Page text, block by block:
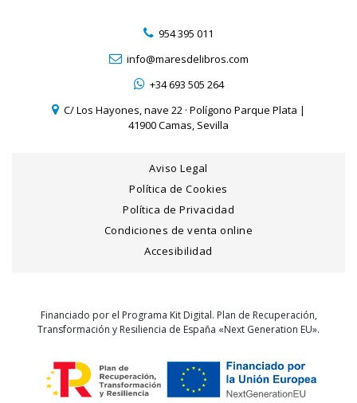
954 395 011
info@maresdelibros.com
+34 693 505 264
C/ Los Hayones, nave 22 · Polígono Parque Plata |
41900 Camas, Sevilla
Aviso Legal
Política de Cookies
Política de Privacidad
Condiciones de venta online
Accesibilidad
Financiado por el Programa Kit Digital. Plan de Recuperación,
Transformación y Resiliencia de España «Next Generation EU».